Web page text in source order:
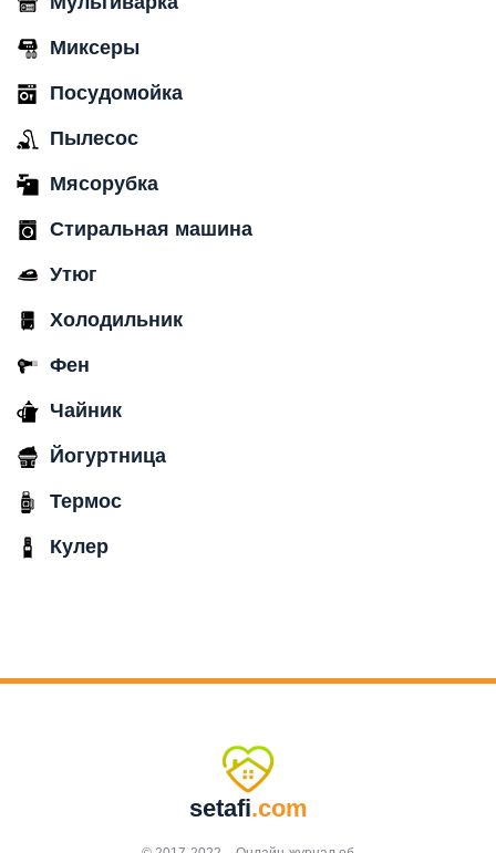
Миксеры
Посудомойка
Пылесос
Мясорубка
Стиральная машина
Утюг
Холодильник
Фен
Чайник
Йогуртница
Термос
Кулер
setafi.com